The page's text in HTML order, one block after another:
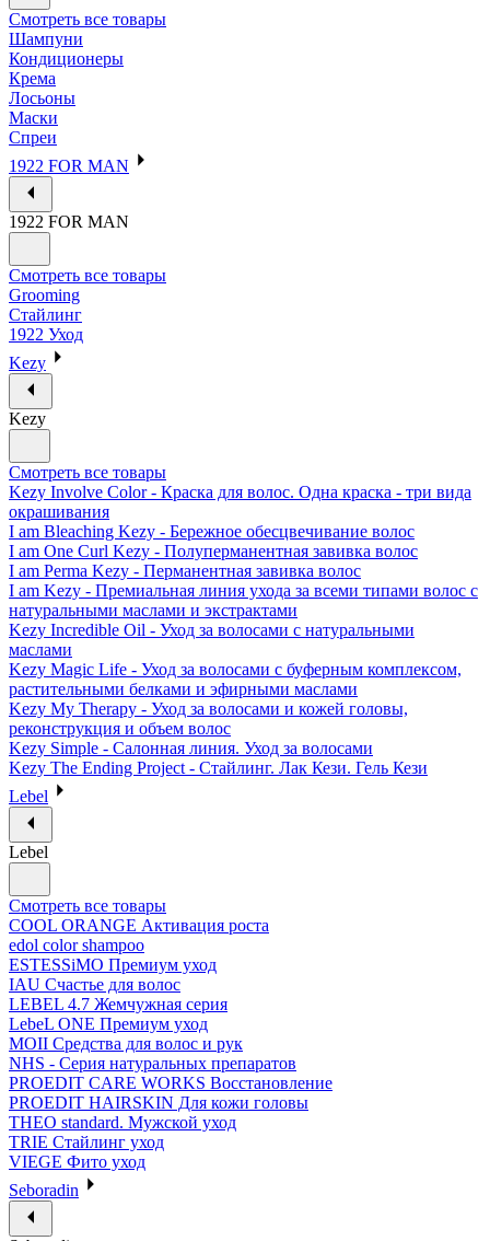
Смотреть все товары
Шампуни
Кондиционеры
Крема
Лосьоны
Маски
Спреи
1922 FOR MAN
1922 FOR MAN
Смотреть все товары
Grooming
Стайлинг
1922 Уход
Kezy
Kezy
Смотреть все товары
Kezy Involve Color - Краска для волос. Одна краска - три вида
окрашивания
I am Bleaching Kezy - Бережное обесцвечивание волос
I am One Curl Kezy - Полуперманентная завивка волос
I am Perma Kezy - Перманентная завивка волос
I am Kezy - Премиальная линия ухода за всеми типами волос с
натуральными маслами и экстрактами
Kezy Incredible Oil - Уход за волосами с натуральными
маслами
Kezy Magic Life - Уход за волосами с буферным комплексом,
растительными белками и эфирными маслами
Kezy My Therapy - Уход за волосами и кожей головы,
реконструкция и объем волос
Kezy Simple - Салонная линия. Уход за волосами
Kezy The Ending Project - Стайлинг. Лак Кези. Гель Кези
Lebel
Lebel
Смотреть все товары
COOL ORANGE Активация роста
edol color shampoo
ESTESSiMO Премиум уход
IAU Счастье для волос
LEBEL 4.7 Жемчужная серия
LebeL ONE Премиум уход
MOII Средства для волос и рук
NHS - Серия натуральных препаратов
PROEDIT CARE WORKS Восстановление
PROEDIT HAIRSKIN Для кожи головы
THEO standard. Мужской уход
TRIE Стайлинг уход
VIEGE Фито уход
Seboradin